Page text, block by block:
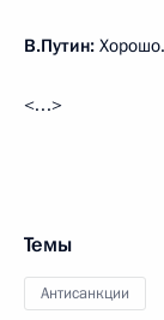
В.Путин:
<…>
Темы
Антисанкции